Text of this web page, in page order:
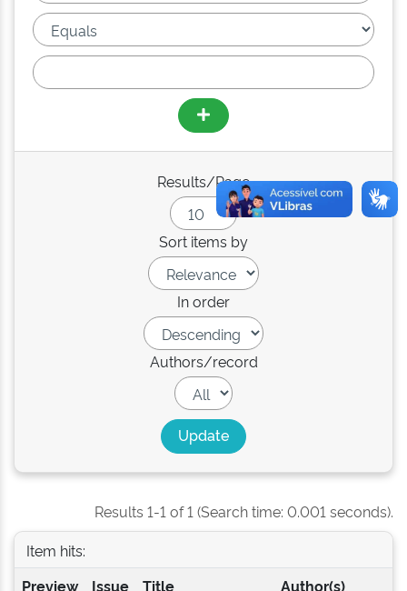
Results/Page
Sort items by
In order
Authors/record
Results 1-1 of 1 (Search time: 0.001 seconds).
Item hits:
Preview
Issue
Title Author(s)